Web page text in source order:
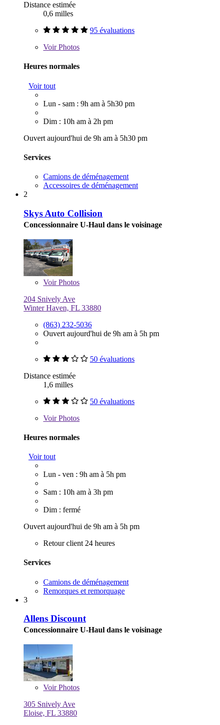
Distance estimée
0,6 milles
95 évaluations
VoirPhotos
Heures normales
Voir tout
Lun - sam : 9h am à 5h30 pm
Dim : 10h am à 2h pm
Ouvert aujourd'hui de 9h am à 5h30 pm
Services
Camions de déménagement
Accessoires de déménagement
2
Skys Auto Collision
Concessionnaire U-Haul dans le voisinage
VoirPhotos
204 Snively Ave
Winter Haven, FL 33880
(863) 232-5036
Ouvert aujourd'hui de 9h am à 5h pm
50 évaluations
Distance estimée
1,6 milles
50 évaluations
VoirPhotos
Heures normales
Voir tout
Lun - ven : 9h am à 5h pm
Sam : 10h am à 3h pm
Dim : fermé
Ouvert aujourd'hui de 9h am à 5h pm
Retour client 24 heures
Services
Camions de déménagement
Remorques et remorquage
3
Allens Discount
Concessionnaire U-Haul dans le voisinage
VoirPhotos
305 Snively Ave
Eloise, FL 33880